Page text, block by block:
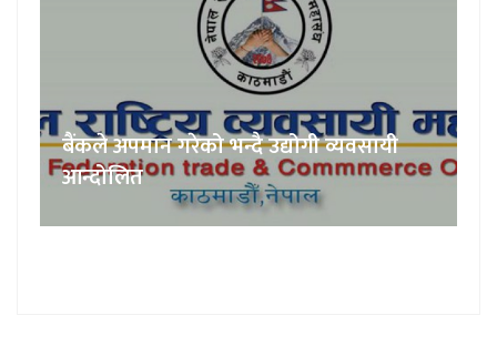
बैंकले अपमान गरेको भन्दै उद्योगी व्यवसायी
आन्दोलित